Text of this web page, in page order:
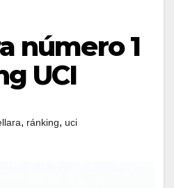
número 1
UCI
, ránking, uci